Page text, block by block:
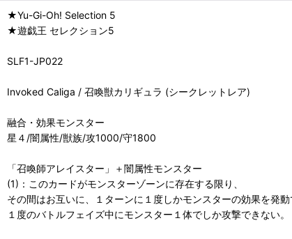
★Yu-Gi-Oh! Selection 5
★遊戯王 セレクション5
SLF1-JP022
Invoked Caliga / 召喚獣カリギュラ (シークレットレア)
融合・効果モンスター
星４/闇属性/獣族/攻1000/守1800
「召喚師アレイスター」＋闇属性モンスター
(1)：このカードがモンスターゾーンに存在する限り、
その間はお互いに、１ターンに１度しかモンスターの効果を発動
１度のバトルフェイズ中にモンスター１体でしか攻撃できない。